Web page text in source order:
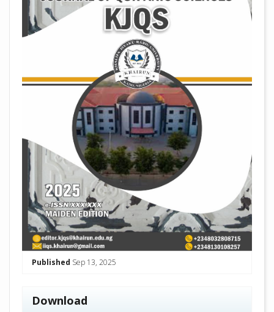
Published Sep 13, 2025
Download